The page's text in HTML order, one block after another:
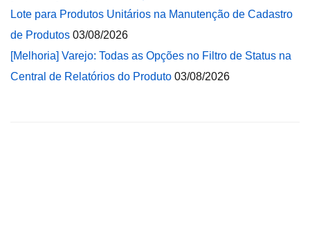
Lote para Produtos Unitários na Manutenção de Cadastro
de Produtos 03/08/2026
[Melhoria] Varejo: Todas as Opções no Filtro de Status na
Central de Relatórios do Produto 03/08/2026